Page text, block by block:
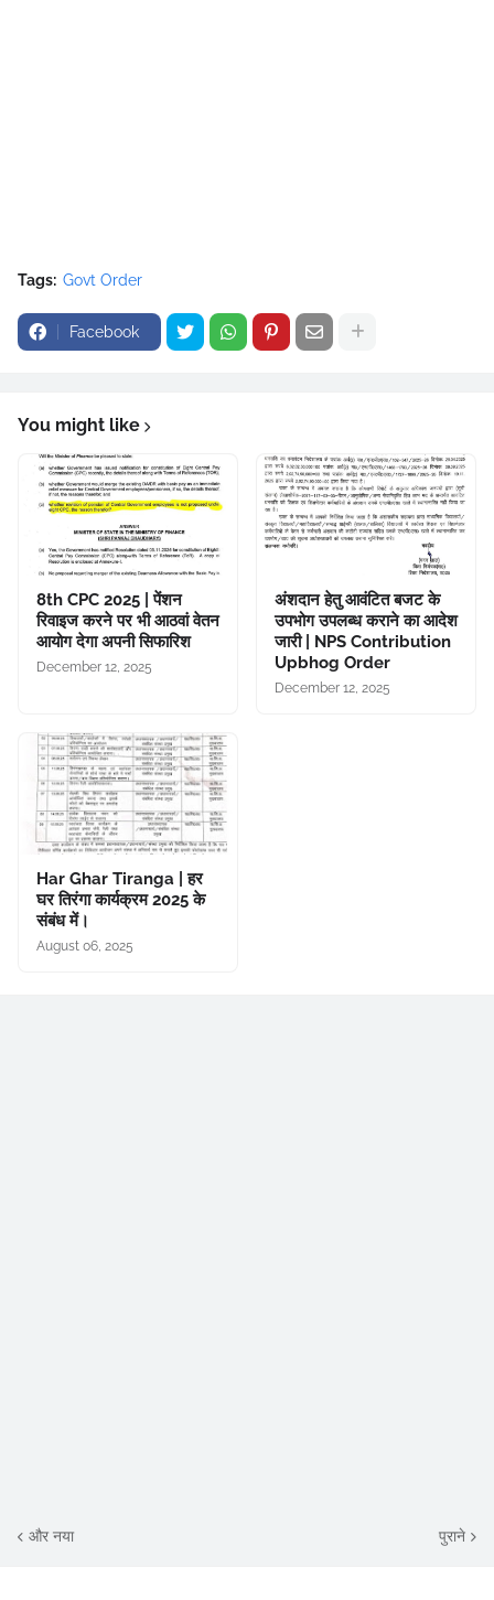
Tags: Govt Order
Facebook
You might like
8th CPC 2025 | पेंशन
रिवाइज करने पर भी आठवां वेतन
आयोग देगा अपनी सिफारिश
December 12, 2025
अंशदान हेतु आवंटित बजट के
उपभोग उपलब्ध कराने का आदेश
जारी | NPS Contribution
Upbhog Order
December 12, 2025
Har Ghar Tiranga | हर
घर तिरंगा कार्यक्रम 2025 के
संबंध में।
August 06, 2025
और नया पुराने